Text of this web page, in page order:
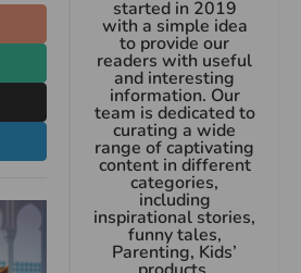
started in 2019
with a simple idea
to provide our
readers with useful
and interesting
information. Our
team is dedicated to
curating a wide
range of captivating
content in different
categories,
including
inspirational stories,
funny tales,
Parenting, Kids’